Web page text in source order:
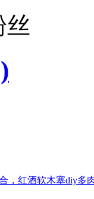
丝
，红酒软木塞diy多